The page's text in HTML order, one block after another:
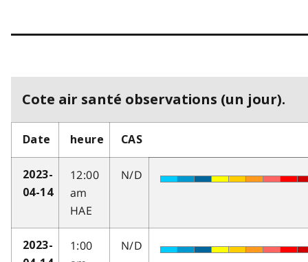
Cote air santé observations (un jour).
Date heure CAS
2023-
04-14
12:00
am
HAE
N/D
2023-
1:00
N/D